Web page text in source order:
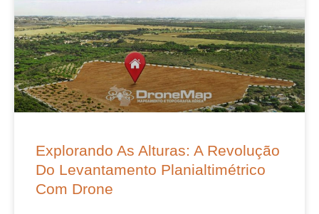
Explorando As Alturas: A Revolução
Do Levantamento Planialtimétrico
Com Drone